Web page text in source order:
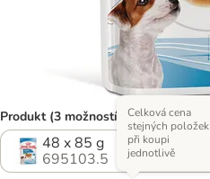
Produkt (3 možností)
48 x 85 g
695103.5
Celková cena
stejných položek
při koupi
jednotlivě